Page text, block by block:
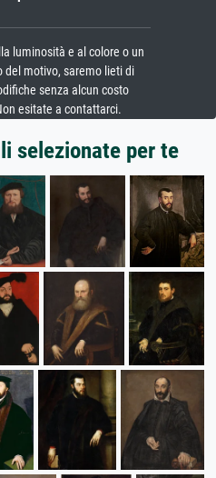
luminosità e al colore o un
del motivo, saremo lieti di
senza alcun costo
esitate a contattarci.
selezionate per te